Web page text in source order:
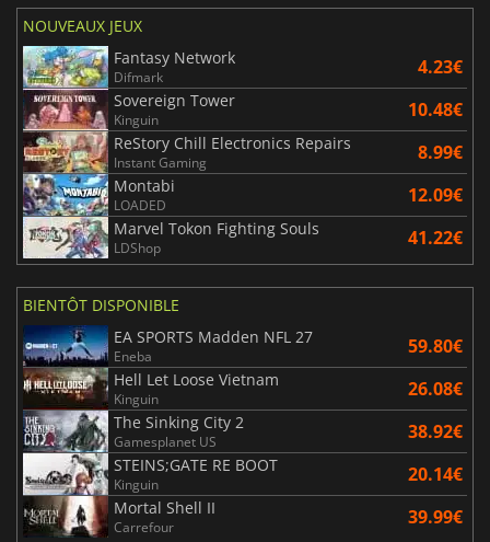
NOUVEAUX JEUX
Fantasy Network
Difmark 4.23€
Sovereign Tower
Kinguin 10.48€
ReStory Chill Electronics Repairs
Instant Gaming 8.99€
Montabi
LOADED 12.09€
Marvel Tokon Fighting Souls
LDShop 41.22€
BIENTÔT DISPONIBLE
EA SPORTS Madden NFL 27
Eneba 59.80€
Hell Let Loose Vietnam
Kinguin 26.08€
The Sinking City 2
Gamesplanet US 38.92€
STEINS;GATE RE BOOT
Kinguin 20.14€
Mortal Shell II
Carrefour 39.99€